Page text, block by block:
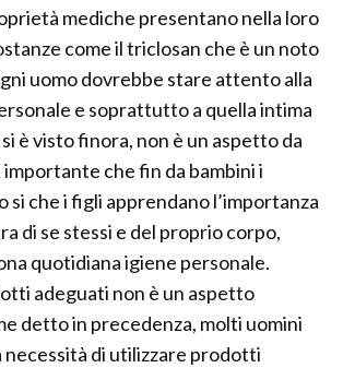
mediche presentano nella loro
come il triclosan che è un noto
uomo dovrebbe stare attento alla
e soprattutto a quella intima
è visto finora, non è un aspetto da
che fin da bambini i
si che i figli apprendano l’importanza
di se stessi e del proprio corpo,
quotidiana igiene personale.
adeguati non è un aspetto
detto in precedenza, molti uomini
di utilizzare prodotti